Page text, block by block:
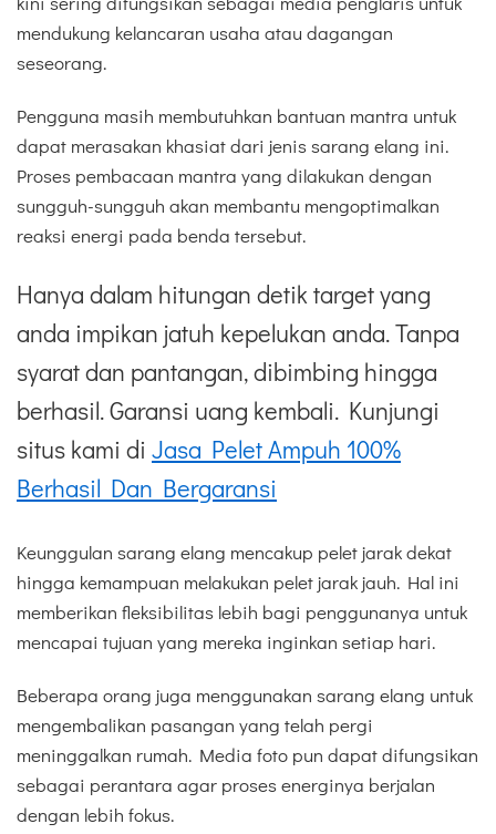
mendukung kelancaran usaha atau dagangan
seseorang.
Pengguna masih membutuhkan bantuan mantra untuk
dapat merasakan khasiat dari jenis sarang elang ini.
Proses pembacaan mantra yang dilakukan dengan
sungguh-sungguh akan membantu mengoptimalkan
reaksi energi pada benda tersebut.
Hanya dalam hitungan detik target yang
anda impikan jatuh kepelukan anda. Tanpa
syarat dan pantangan, dibimbing hingga
berhasil. Garansi uang kembali. Kunjungi
situs kami di Jasa Pelet Ampuh 100%
Berhasil Dan Bergaransi
Keunggulan sarang elang mencakup pelet jarak dekat
hingga kemampuan melakukan pelet jarak jauh. Hal ini
memberikan fleksibilitas lebih bagi penggunanya untuk
mencapai tujuan yang mereka inginkan setiap hari.
Beberapa orang juga menggunakan sarang elang untuk
mengembalikan pasangan yang telah pergi
meninggalkan rumah. Media foto pun dapat difungsikan
sebagai perantara agar proses energinya berjalan
dengan lebih fokus.